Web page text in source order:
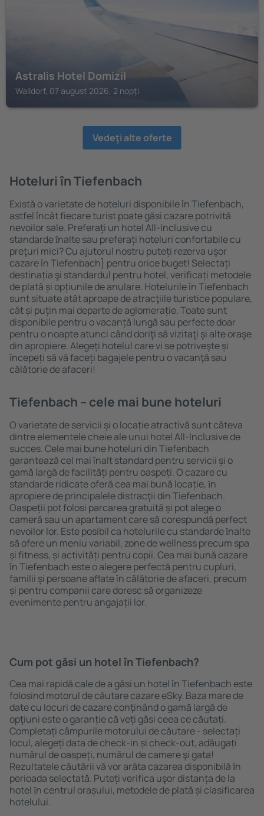
Astralis Hotel Domizil
Walldorf, 07 august 2026, 2 nopți
Vedeţi alte oferte
Hoteluri în Tiefenbach
Există o varietate de hoteluri disponibile în Tiefenbach,
astfel încât fiecare turist poate găsi cazare potrivită
nevoilor sale. Preferați un hotel All-Inclusive cu
standarde ȋnalte sau preferați hoteluri confortabile cu
preţuri mici? Cu ajutorul nostru puteți rezerva uşor
cazare în Tiefenbach} pentru orice buget! Selectați
destinația şi standardul pentru hotel, verificați metodele
de plată și opțiunile de anulare. Hotelurile în Tiefenbach
sunt situate atât aproape de atracţiile turistice populare,
cât și puțin mai departe de aglomerație. Toate sunt
disponibile pentru o vacanță lungă sau perfecte doar
pentru o noapte atunci când doriţi să vizitaţi şi alte oraşe
din apropiere. Alegeți hotelul care vi se potriveşte și
începeți să vă faceți bagajele pentru o vacanţă sau
călătorie de afaceri!
Tiefenbach – cele mai bune hoteluri
O varietate de servicii și o locație atractivă sunt câteva
dintre elementele cheie ale unui hotel All-Inclusive de
succes. Cele mai bune hoteluri din Tiefenbach
garantează cel mai înalt standard pentru servicii și o
gamă largă de facilități pentru oaspeți. O cazare cu
standarde ridicate oferă cea mai bună locație, ȋn
apropiere de principalele distracţii din Tiefenbach.
Oaspeții pot folosi parcarea gratuită și pot alege o
cameră sau un apartament care să corespundă perfect
nevoilor lor. Este posibil ca hotelurile cu standarde ȋnalte
să ofere un meniu variabil, zone de wellness precum spa
și fitness, și activități pentru copii. Cea mai bună cazare
în Tiefenbach este o alegere perfectă pentru cupluri,
familii și persoane aflate în călătorie de afaceri, precum
și pentru companii care doresc să organizeze
evenimente pentru angajații lor.
Cum pot găsi un hotel în Tiefenbach?
Cea mai rapidă cale de a găsi un hotel în Tiefenbach este
folosind motorul de căutare cazare eSky. Baza mare de
date cu locuri de cazare conţinând o gamă largă de
opţiuni este o garanție că veți găsi ceea ce căutați.
Completați câmpurile motorului de căutare - selectați
locul, alegeți data de check-in și check-out, adăugați
numărul de oaspeți, numărul de camere şi gata!
Rezultatele căutării vă vor arăta cazarea disponibilă ȋn
perioada selectată. Puteți verifica uşor distanța de la
hotel ȋn centrul orașului, metodele de plată și clasificarea
hotelului.